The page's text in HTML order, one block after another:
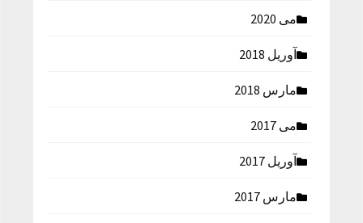
می 2020
آوریل 2018
مارس 2018
می 2017
آوریل 2017
مارس 2017